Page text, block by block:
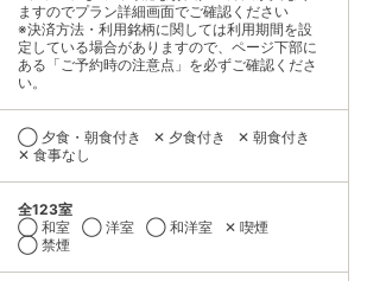
ますのでプラン詳細画面でご確認ください
※決済方法・利用銘柄に関しては利用期間を設
定している場合がありますので、ページ下部に
ある「ご予約時の注意点」を必ずご確認くださ
い。
◯ 夕食・朝食付き ✕ 夕食付き
✕ 朝食付き
✕ 食事なし
全123室
◯ 和室
◯ 洋室 ◯ 和洋室
✕ 喫煙
◯ 禁煙